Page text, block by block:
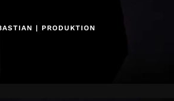
| PRODUKTION